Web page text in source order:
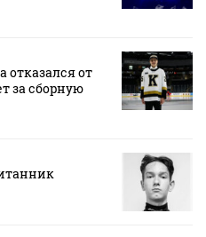
отказался от
за сборную